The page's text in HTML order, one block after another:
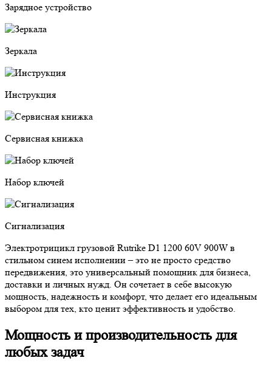
Зарядное устройство
Зеркала
Инструкция
Сервисная книжка
Набор ключей
Сигнализация
Электротрицикл грузовой Rutrike D1 1200 60V 900W в
стильном синем исполнении – это не просто средство
передвижения, это универсальный помощник для бизнеса,
доставки и личных нужд. Он сочетает в себе высокую
мощность, надежность и комфорт, что делает его идеальным
выбором для тех, кто ценит эффективность и удобство.
Мощность и производительность для
любых задач